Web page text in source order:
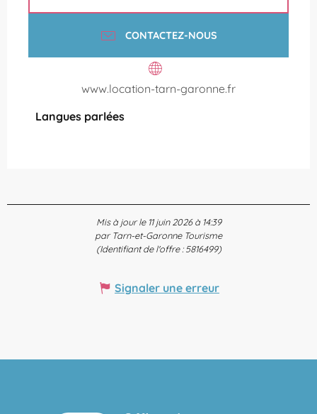
CONTACTEZ-NOUS
www.location-tarn-garonne.fr
Langues parlées
Langues parlées
Mis à jour le 11 juin 2026 à 14:39
par Tarn-et-Garonne Tourisme
(Identifiant de l'offre :5816499)
Signaler une erreur